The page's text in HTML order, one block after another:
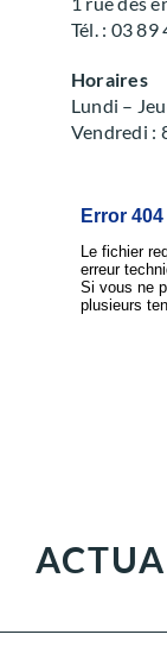
Tél. : 03 89
Horaires
Lundi –
Vendredi :